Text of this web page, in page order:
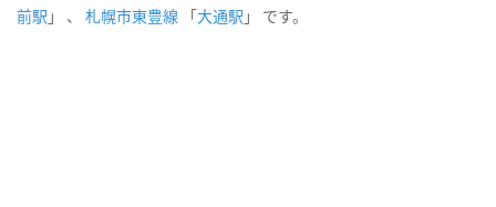
前駅 」 、 札幌市東豊線 「大通駅 」 です。